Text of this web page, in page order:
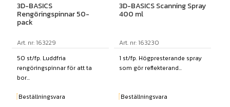
3D-BASICS
Rengöringspinnar 50-
pack
Art. nr: 163229
50 st/fp. Luddfria
rengöringspinnar för att ta
bor...
Beställningsvara
3D-BASICS Scanning Spray
400 ml
Art. nr: 163230
1 st/fp. Högpresterande spray
som gör reflekterand...
Beställningsvara